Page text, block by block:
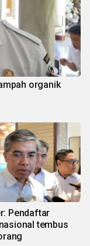
organik
Pendaftar
tembus